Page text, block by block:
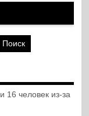
16 человек из-за